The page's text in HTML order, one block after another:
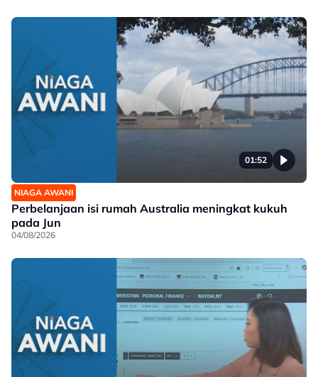
01:52
NIAGA AWANI
Perbelanjaan isi rumah Australia meningkat kukuh
pada Jun
04/08/2026